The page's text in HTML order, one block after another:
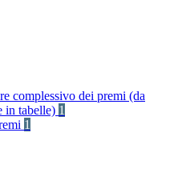
complessivo dei premi (da
in tabelle) 1
1